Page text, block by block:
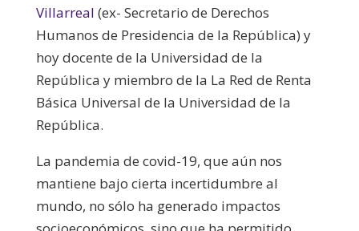
Villarreal (ex- Secretario de Derechos
Humanos de Presidencia de la República) y
hoy docente de la Universidad de la
República y miembro de la La Red de Renta
Básica Universal de la Universidad de la
República.
La pandemia de covid-19, que aún nos
mantiene bajo cierta incertidumbre al
mundo, no sólo ha generado impactos